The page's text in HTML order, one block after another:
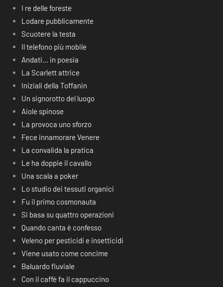
I re delle foreste
Lodare pubblicamente
Scuotere la testa
Il telefono più mobile
Andati… in poesia
La Scarlett attrice
Iniziali della Toffanin
Un signorotto del luogo
Aiole spinose
La provoca uno sforzo
Fece innamorare Venere
La convalida la pratica
Le ha doppie il cavallo
Una scala a poker
Lo studio dei tessuti organici
Fu il primo cosmonauta
Si basa su quattro operazioni
Quando canta è confesso
Veleno per pesticidi e insetticidi
Viene usato come concime
Baluardo fluviale
Con il caffè fa il cappuccino